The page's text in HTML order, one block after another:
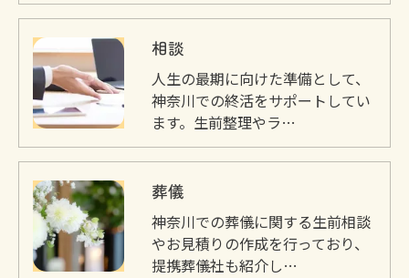
相談
人生の最期に向けた準備として、
神奈川での終活をサポートしてい
ます。生前整理やラ…
葬儀
神奈川での葬儀に関する生前相談
やお見積りの作成を行っており、
提携葬儀社も紹介し…